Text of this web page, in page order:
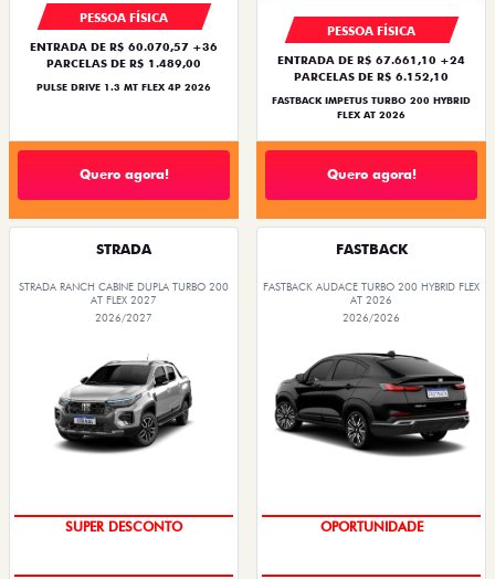
PESSOA FÍSICA
ENTRADA DE R$ 60.070,57 +36
PARCELAS DE R$ 1.489,00
PULSE DRIVE 1.3 MT FLEX 4P 2026
Quero agora!
PESSOA FÍSICA
ENTRADA DE R$ 67.661,10 +24
PARCELAS DE R$ 6.152,10
FASTBACK IMPETUS TURBO 200 HYBRID
FLEX AT 2026
Quero agora!
STRADA
STRADA RANCH CABINE DUPLA TURBO 200
AT FLEX 2027
2026/2027
SUPER DESCONTO
FASTBACK
FASTBACK AUDACE TURBO 200 HYBRID FLEX
AT 2026
2026/2026
OPORTUNIDADE